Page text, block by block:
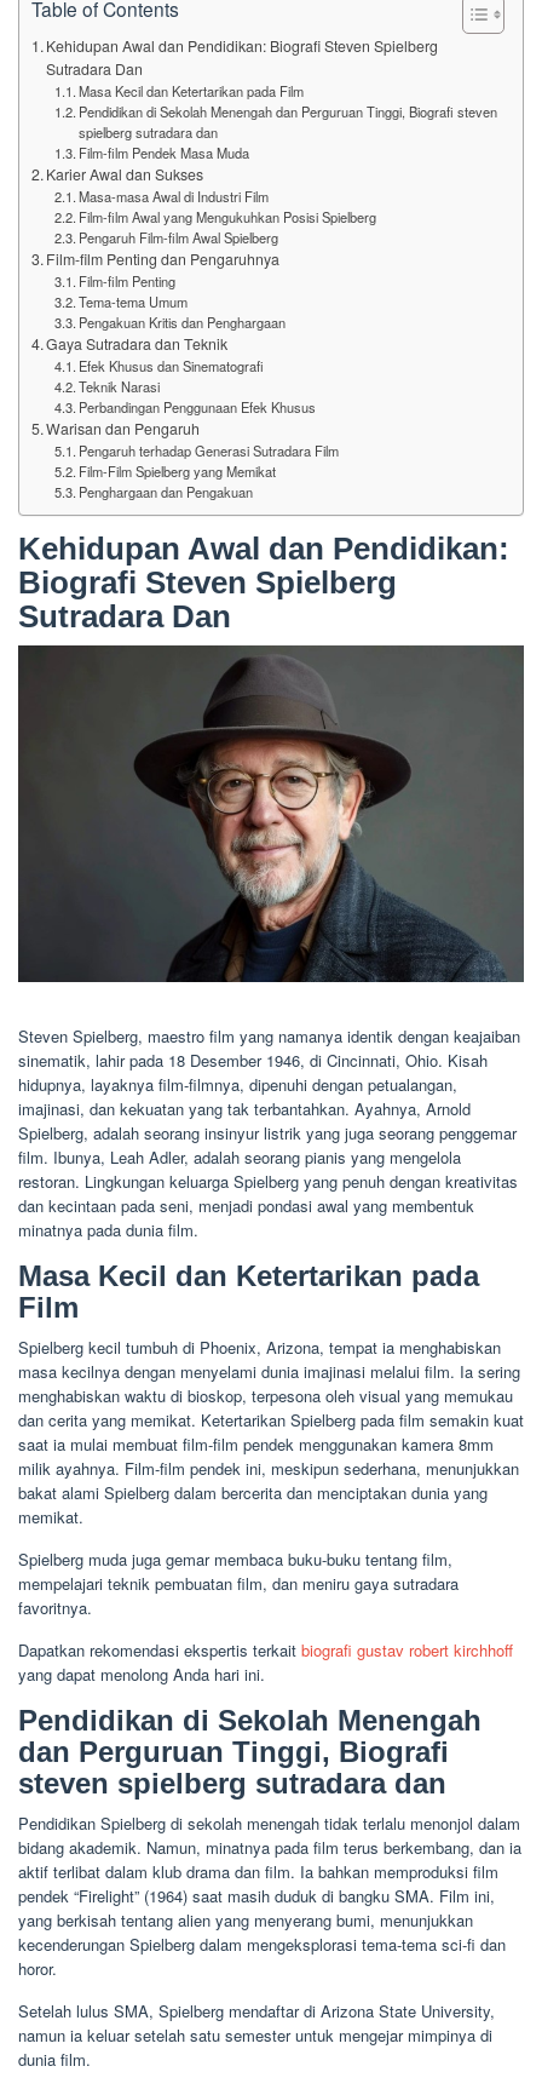
Table of Contents
Kehidupan Awal dan Pendidikan: Biografi Steven Spielberg
Sutradara Dan
Masa Kecil dan Ketertarikan pada Film
Pendidikan di Sekolah Menengah dan Perguruan Tinggi, Biografi steven
spielberg sutradara dan
Film-film Pendek Masa Muda
Karier Awal dan Sukses
Masa-masa Awal di Industri Film
Film-film Awal yang Mengukuhkan Posisi Spielberg
Pengaruh Film-film Awal Spielberg
Film-film Penting dan Pengaruhnya
Film-film Penting
Tema-tema Umum
Pengakuan Kritis dan Penghargaan
Gaya Sutradara dan Teknik
Efek Khusus dan Sinematografi
Teknik Narasi
Perbandingan Penggunaan Efek Khusus
Warisan dan Pengaruh
Pengaruh terhadap Generasi Sutradara Film
Film-Film Spielberg yang Memikat
Penghargaan dan Pengakuan
Kehidupan Awal dan Pendidikan:
Biografi Steven Spielberg
Sutradara Dan
Steven Spielberg, maestro film yang namanya identik dengan keajaiban
sinematik, lahir pada 18 Desember 1946, di Cincinnati, Ohio. Kisah
hidupnya, layaknya film-filmnya, dipenuhi dengan petualangan,
imajinasi, dan kekuatan yang tak terbantahkan. Ayahnya, Arnold
Spielberg, adalah seorang insinyur listrik yang juga seorang penggemar
film. Ibunya, Leah Adler, adalah seorang pianis yang mengelola
restoran. Lingkungan keluarga Spielberg yang penuh dengan kreativitas
dan kecintaan pada seni, menjadi pondasi awal yang membentuk
minatnya pada dunia film.
Masa Kecil dan Ketertarikan pada
Film
Spielberg kecil tumbuh di Phoenix, Arizona, tempat ia menghabiskan
masa kecilnya dengan menyelami dunia imajinasi melalui film. Ia sering
menghabiskan waktu di bioskop, terpesona oleh visual yang memukau
dan cerita yang memikat. Ketertarikan Spielberg pada film semakin kuat
saat ia mulai membuat film-film pendek menggunakan kamera 8mm
milik ayahnya. Film-film pendek ini, meskipun sederhana, menunjukkan
bakat alami Spielberg dalam bercerita dan menciptakan dunia yang
memikat.
Spielberg muda juga gemar membaca buku-buku tentang film,
mempelajari teknik pembuatan film, dan meniru gaya sutradara
favoritnya.
Dapatkan rekomendasi ekspertis terkait biografi gustav robert kirchhoff
yang dapat menolong Anda hari ini.
Pendidikan di Sekolah Menengah
dan Perguruan Tinggi, Biografi
steven spielberg sutradara dan
Pendidikan Spielberg di sekolah menengah tidak terlalu menonjol dalam
bidang akademik. Namun, minatnya pada film terus berkembang, dan ia
aktif terlibat dalam klub drama dan film. Ia bahkan memproduksi film
pendek “Firelight” (1964) saat masih duduk di bangku SMA. Film ini,
yang berkisah tentang alien yang menyerang bumi, menunjukkan
kecenderungan Spielberg dalam mengeksplorasi tema-tema sci-fi dan
horor.
Setelah lulus SMA, Spielberg mendaftar di Arizona State University,
namun ia keluar setelah satu semester untuk mengejar mimpinya di
dunia film.